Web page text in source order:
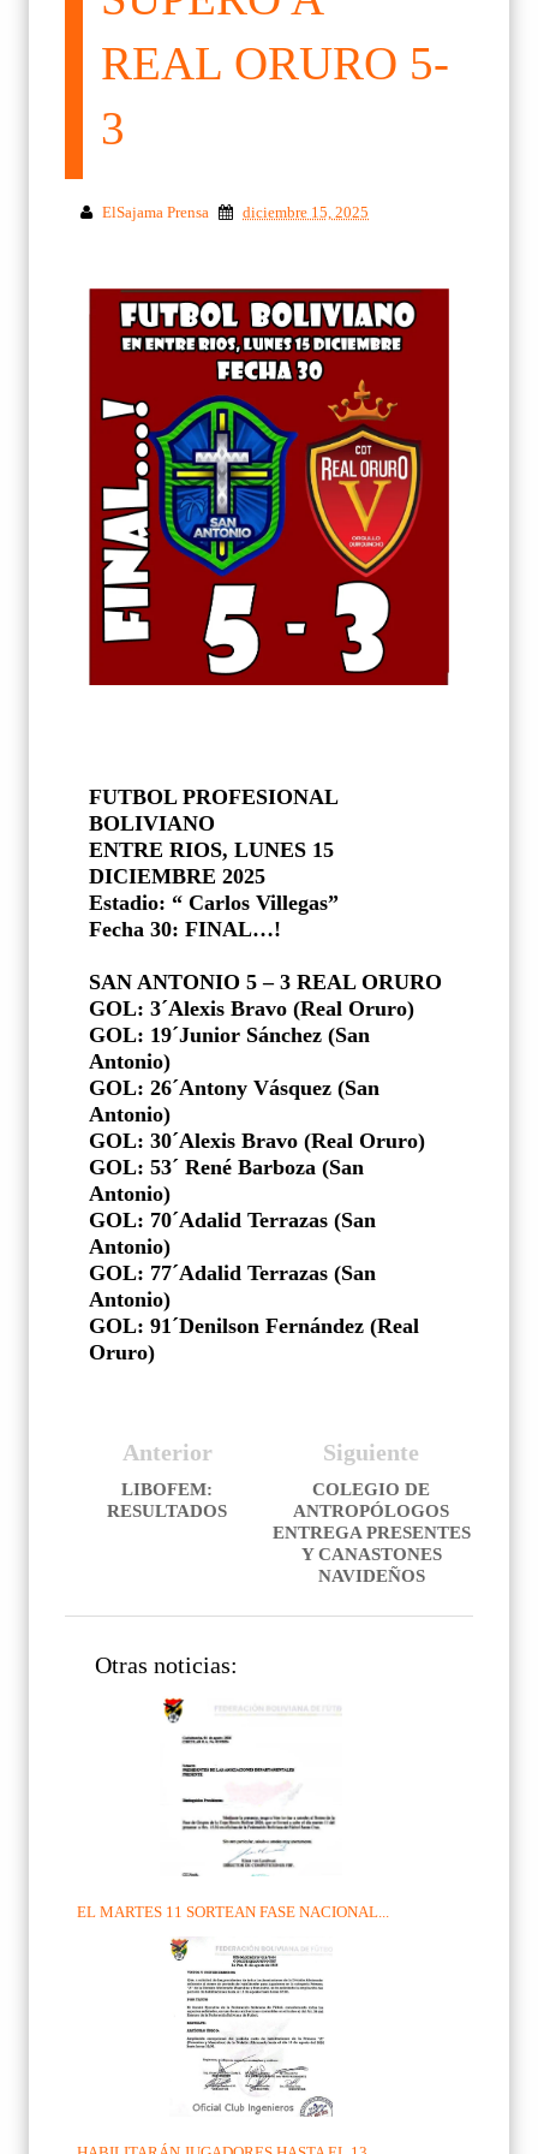
REAL ORURO 5-
3
ElSajama Prensa diciembre 15, 2025
FUTBOL PROFESIONAL
BOLIVIANO
ENTRE RIOS, LUNES 15
DICIEMBRE 2025
Estadio: “ Carlos Villegas”
Fecha 30: FINAL…!
SAN ANTONIO 5 – 3 REAL ORURO
GOL: 3´Alexis Bravo (Real Oruro)
GOL: 19´Junior Sánchez (San
Antonio)
GOL: 26´Antony Vásquez (San
Antonio)
GOL: 30´Alexis Bravo (Real Oruro)
GOL: 53´ René Barboza (San
Antonio)
GOL: 70´Adalid Terrazas (San
Antonio)
GOL: 77´Adalid Terrazas (San
Antonio)
GOL: 91´Denilson Fernández (Real
Oruro)
Siguiente
COLEGIO DE
ANTROPÓLOGOS
ENTREGA PRESENTES
Y CANASTONES
NAVIDEÑOS
Anterior
LIBOFEM:
RESULTADOS
Otras noticias:
EL MARTES 11 SORTEAN FASE NACIONAL...